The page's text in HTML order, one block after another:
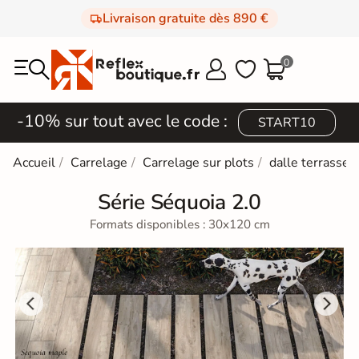
Livraison gratuite dès 890 €
  0
-10% sur tout avec le code : START10
Accueil Carrelage Carrelage sur plots dalle terrasse
Série Séquoia 2.0
Formats disponibles : 30x120 cm